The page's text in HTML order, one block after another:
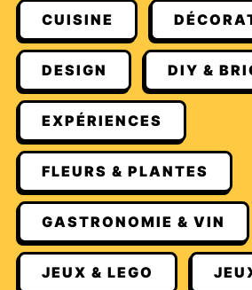
CUISINE
DESIGN DIY &
EXPÉRIENCES
FLEURS & PLANTES
GASTRONOMIE & VIN
JEUX & LEGO